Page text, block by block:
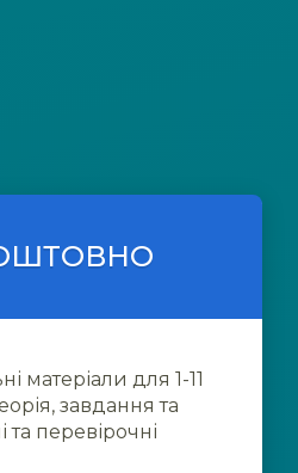
матеріали для 1-11
завдання та
перевірочні